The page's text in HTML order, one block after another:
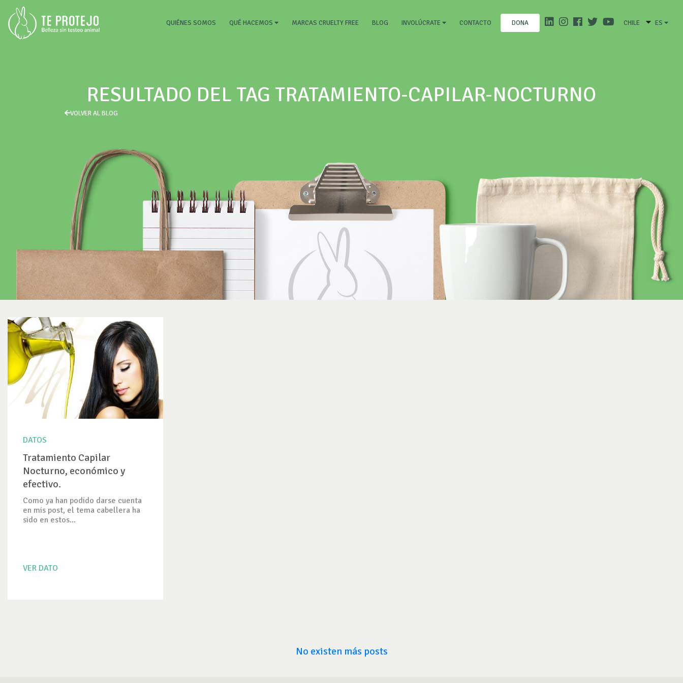
QUIÉNES SOMOS (CURRENT)
QUÉ HACEMOS MARCAS CRUELTY FREE BLOG INVOLÚCRATE CONTACTO DONA CHILE ES
RESULTADO DEL TAG TRATAMIENTO-CAPILAR-NOCTURNO
VOLVER AL BLOG
DATOS
Tratamiento Capilar
Nocturno, económico y
efectivo.
Como ya han podido darse cuenta
en mis post, el tema cabellera ha
sido en estos...
VER DATO
No existen más posts